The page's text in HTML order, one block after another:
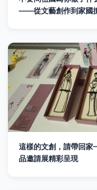
——從文藝創作到家國
這樣的文創，請帶回
品邀請展精彩呈現